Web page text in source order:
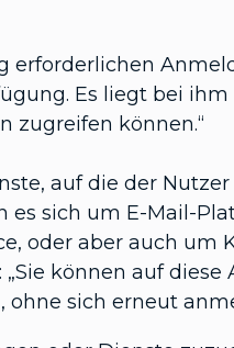
erforderlichen
Es liegt bei ihm
zugreifen können.“
auf die der
sich um E-Mail-
oder aber auch um
„Sie können auf
sich erneut